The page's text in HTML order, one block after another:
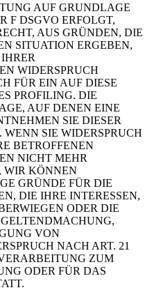
AUF GRUNDLAGE
F DSGVO ERFOLGT,
AUS GRÜNDEN, DIE
SITUATION ERGEBEN,
WIDERSPRUCH
FÜR EIN AUF DIESE
PROFILING. DIE
AUF DENEN EINE
SIE DIESER
SIE WIDERSPRUCH
BETROFFENEN
NICHT MEHR
WIR KÖNNEN
GRÜNDE FÜR DIE
DIE IHRE INTERESSEN,
ODER DIE
VON
NACH ART. 21
ZUM
ODER FÜR DAS